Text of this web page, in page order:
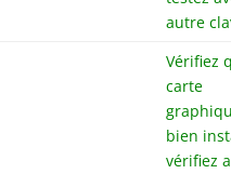
autre
Vérifiez
carte
bien
vérifiez